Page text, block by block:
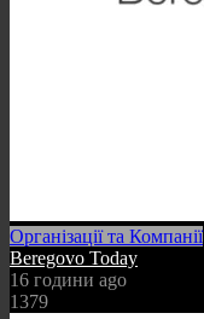
Організації та Компанії
Beregovo Today
16 години ago
1379